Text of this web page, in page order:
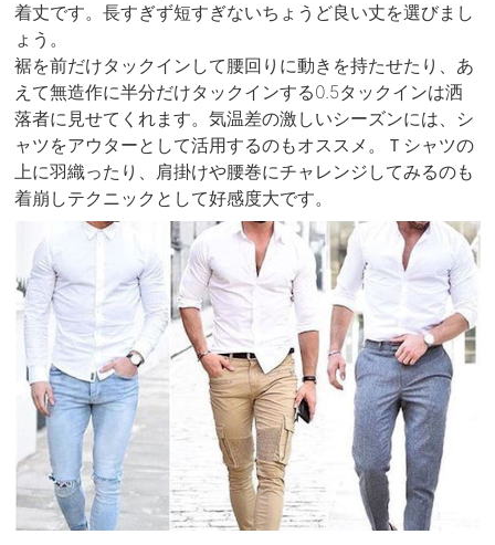
着丈です。長すぎず短すぎないちょうど良い丈を選びまし
ょう。
裾を前だけタックインして腰回りに動きを持たせたり、あ
えて無造作に半分だけタックインする0.5タックインは洒
落者に見せてくれます。気温差の激しいシーズンには、シ
ャツをアウターとして活用するのもオススメ。Ｔシャツの
上に羽織ったり、肩掛けや腰巻にチャレンジしてみるのも
着崩しテクニックとして好感度大です。